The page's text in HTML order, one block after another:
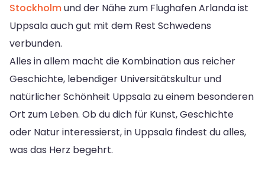
Stockholmund der Nähe zum Flughafen Arlanda ist
Uppsala auch gut mit dem Rest Schwedens
verbunden.
Alles in allem macht die Kombination aus reicher
Geschichte, lebendiger Universitätskultur und
natürlicher Schönheit Uppsala zu einem besonderen
Ort zum Leben. Ob du dich für Kunst, Geschichte
oder Natur interessierst, in Uppsala findest du alles,
was das Herz begehrt.